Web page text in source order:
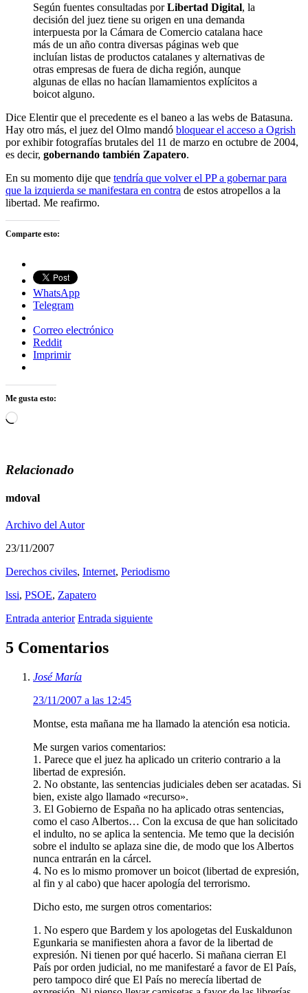
Según fuentes consultadas porLibertad Digital, la
decisión del juez tiene su origen en una demanda
interpuesta por la Cámara de Comercio catalana hace
más de un año contra diversas páginas web que
incluían listas de productos catalanes y alternativas de
otras empresas de fuera de dicha región, aunque
algunas de ellas no hacían llamamientos explícitos a
boicot alguno.
Dice Elentir que el precedente es el baneo a las webs de Batasuna.
Hay otro más, el juez del Olmo mandó bloquear el acceso a Ogrish
por exhibir fotografías brutales del 11 de marzo en octubre de 2004,
es decir, gobernando también Zapatero.
En su momento dije que tendría que volver el PP a gobernar para
que la izquierda se manifestara en contra de estos atropellos a la
libertad. Me reafirmo.
Comparte esto:
WhatsApp
Telegram
Correo electrónico
Reddit
Imprimir
Me gusta esto:
Cargando...
Relacionado
mdoval
Archivo del Autor
23/11/2007
Derechos civiles, Internet, Periodismo
lssi, PSOE, Zapatero
Entrada anterior Entrada siguiente
5 Comentarios
José María
23/11/2007 a las 12:45
Montse, esta mañana me ha llamado la atención esa noticia.
Me surgen varios comentarios:
1. Parece que el juez ha aplicado un criterio contrario a la
libertad de expresión.
2. No obstante, las sentencias judiciales deben ser acatadas. Si
bien, existe algo llamado «recurso».
3. El Gobierno de España no ha aplicado otras sentencias,
como el caso Albertos… Con la excusa de que han solicitado
el indulto, no se aplica la sentencia. Me temo que la decisión
sobre el indulto se aplaza sine die, de modo que los Albertos
nunca entrarán en la cárcel.
4. No es lo mismo promover un boicot (libertad de expresión,
al fin y al cabo) que hacer apología del terrorismo.
Dicho esto, me surgen otros comentarios:
1. No espero que Bardem y los apologetas del Euskaldunon
Egunkaria se manifiesten ahora a favor de la libertad de
expresión. Ni tienen por qué hacerlo. Si mañana cierran El
País por orden judicial, no me manifestaré a favor de El País,
pero tampoco diré que El País no merecía libertad de